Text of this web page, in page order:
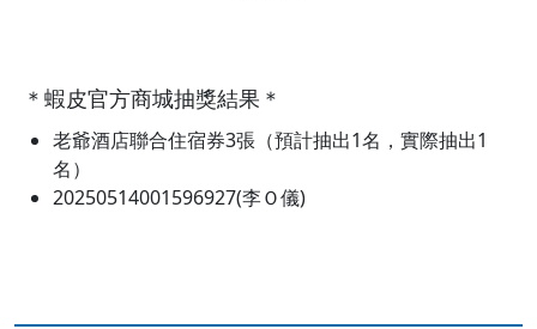
＊蝦皮官方商城抽獎結果＊
老爺酒店聯合住宿券3張（預計抽出1名，實際抽出1
名）
20250514001596927(李Ｏ儀)